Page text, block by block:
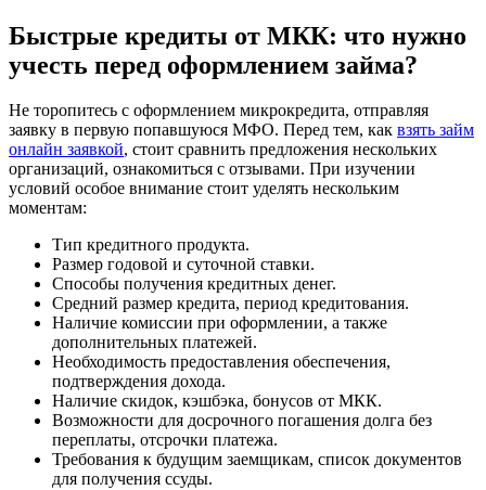
Быстрые кредиты от МКК: что нужно
учесть перед оформлением займа?
Не торопитесь с оформлением микрокредита, отправляя
заявку в первую попавшуюся МФО. Перед тем, как взять займ
онлайн заявкой, стоит сравнить предложения нескольких
организаций, ознакомиться с отзывами. При изучении
условий особое внимание стоит уделять нескольким
моментам:
Тип кредитного продукта.
Размер годовой и суточной ставки.
Способы получения кредитных денег.
Средний размер кредита, период кредитования.
Наличие комиссии при оформлении, а также
дополнительных платежей.
Необходимость предоставления обеспечения,
подтверждения дохода.
Наличие скидок, кэшбэка, бонусов от МКК.
Возможности для досрочного погашения долга без
переплаты, отсрочки платежа.
Требования к будущим заемщикам, список документов
для получения ссуды.